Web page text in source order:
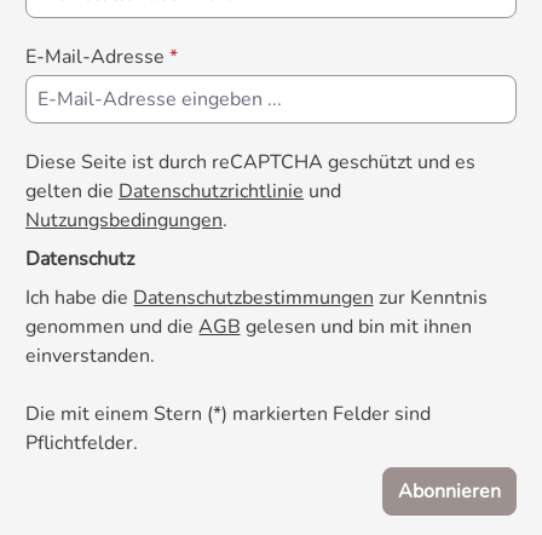
E-Mail-Adresse *
Diese Seite ist durch reCAPTCHA geschützt und es
gelten die Datenschutzrichtlinie und
Nutzungsbedingungen.
Datenschutz
Ich habe die Datenschutzbestimmungen zur Kenntnis
genommen und die AGB gelesen und bin mit ihnen
einverstanden.
Die mit einem Stern (*) markierten Felder sind
Pflichtfelder.
Abonnieren